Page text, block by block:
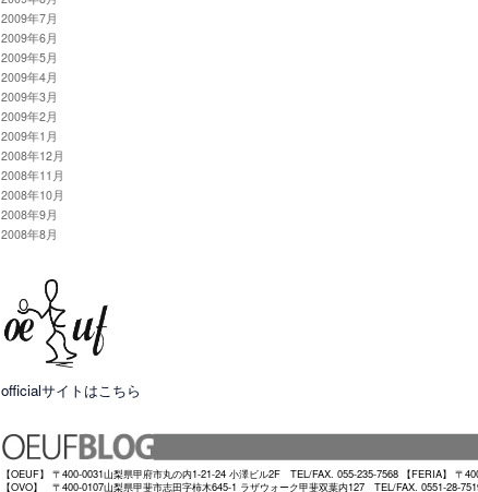
2009年7月
2009年6月
2009年5月
2009年4月
2009年3月
2009年2月
2009年1月
2008年12月
2008年11月
2008年10月
2008年9月
2008年8月
officialサイトはこちら
【OEUF】 〒400-0031山梨県甲府市丸の内1-21-24 小澤ビル2F TEL/FAX. 055-235-7568 【FERIA】 〒
【OVO】 〒400-0107山梨県甲斐市志田字柿木645-1 ラザウォーク甲斐双葉内127 TEL/FAX. 0551-28-